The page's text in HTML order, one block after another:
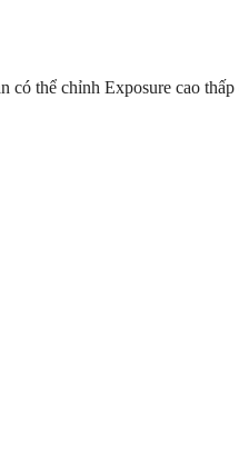
có thể chỉnh Exposure cao thấp